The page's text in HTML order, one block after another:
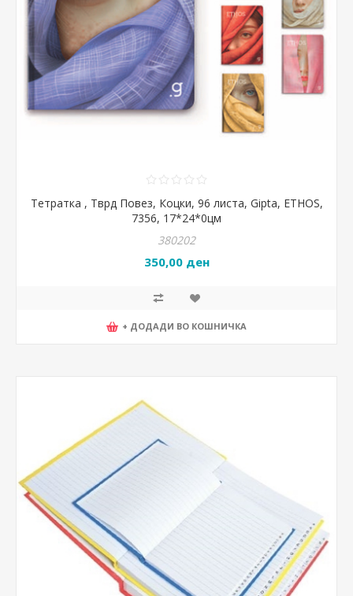
Тетратка , Тврд Повез, Коцки, 96 листа, Gipta, ETHOS,
7356, 17*24*0цм
380202
350,00 ден
+ ДОДАДИ ВО КОШНИЧКА